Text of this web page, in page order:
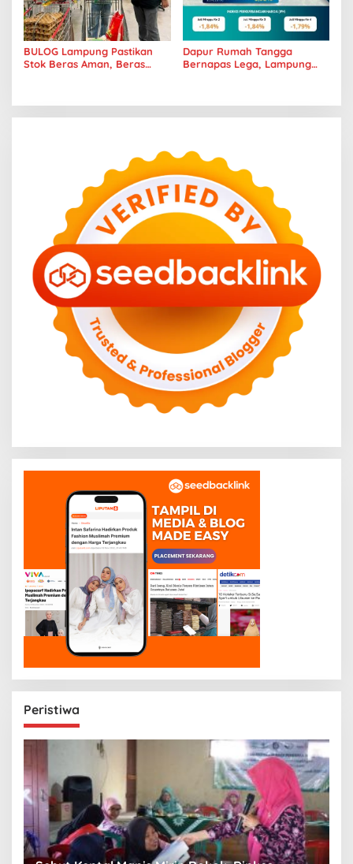
BULOG Lampung Pastikan
Stok Beras Aman, Beras
Dapur Rumah Tangga
Bernapas Lega, Lampung
Peristiwa